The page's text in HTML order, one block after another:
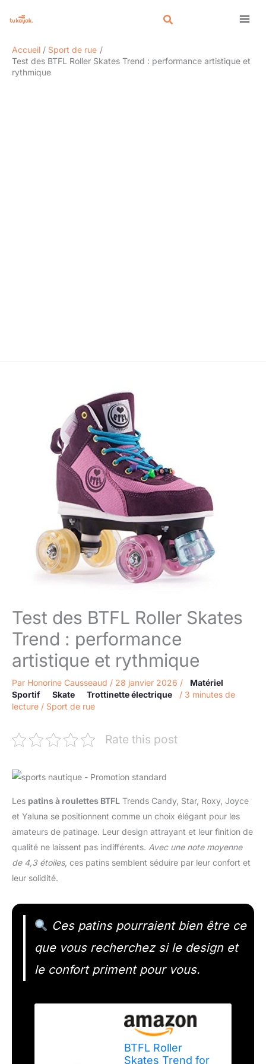
Accueil
Sport de rue
Test des BTFL Roller Skates Trend : performance artistique et
rythmique
Test des BTFL Roller Skates
Trend : performance
artistique et rythmique
Par Honorine Causseaud / 28 janvier 2026 /
Matériel
Sportif
Skate Trottinette électrique / 3 minutes de
lecture / Sport de rue
Rate this post
Les patins à roulettes BTFL Trends Candy, Star, Roxy, Joyce
et Yaluna se positionnent comme un choix élégant pour les
amateurs de patinage. Leur design attrayant et leur finition de
qualité ne laissent pas indifférents. Avec une note moyenne
de 4,3 étoiles, ces patins semblent séduire par leur confort et
leur solidité.
Ces patins pourraient bien être ce
que vous recherchez si le design et
le confort priment pour vous.
BTFL Roller
Skates Trend for